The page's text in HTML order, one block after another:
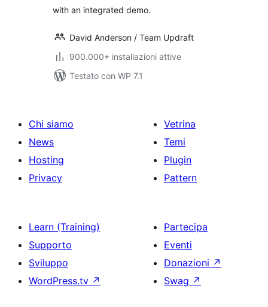
with an integrated demo.
David Anderson / Team Updraft
900.000+ installazioni attive
Testato con WP 7.1
Chi siamo
News
Hosting
Privacy
Vetrina
Temi
Plugin
Pattern
Learn (Training)
Supporto
Sviluppo
WordPress.tv ↗
Partecipa
Eventi
Donazioni ↗
Swag ↗